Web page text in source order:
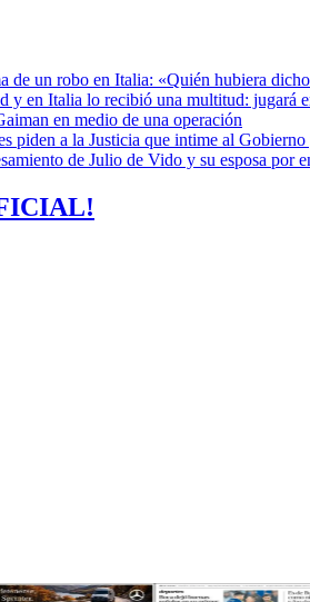
un robo en Italia: «Quién hubiera
y en Italia lo recibió una multitud: jugará
en medio de una operación
piden a la Justicia que intime al
de Julio de Vido y su esposa por